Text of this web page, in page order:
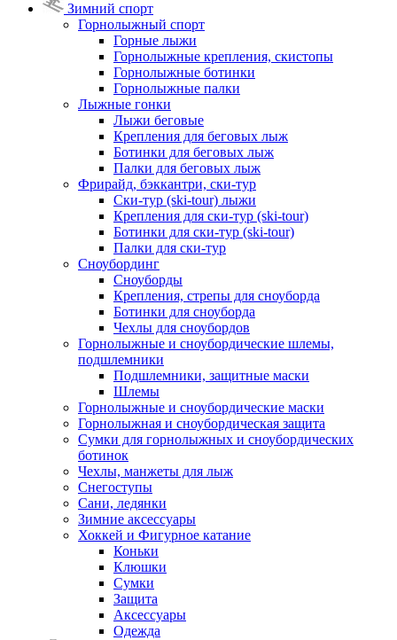
Зимний спорт
Горнолыжный спорт
Горные лыжи
Горнолыжные крепления, скистопы
Горнолыжные ботинки
Горнолыжные палки
Лыжные гонки
Лыжи беговые
Крепления для беговых лыж
Ботинки для беговых лыж
Палки для беговых лыж
Фрирайд, бэккантри, ски-тур
Ски-тур (ski-tour) лыжи
Крепления для ски-тур (ski-tour)
Ботинки для ски-тур (ski-tour)
Палки для ски-тур
Сноубординг
Сноуборды
Крепления, стрепы для сноуборда
Ботинки для сноуборда
Чехлы для сноубордов
Горнолыжные и сноубордические шлемы,
подшлемники
Подшлемники, защитные маски
Шлемы
Горнолыжные и сноубордические маски
Горнолыжная и сноубордическая защита
Сумки для горнолыжных и сноубордических
ботинок
Чехлы, манжеты для лыж
Снегоступы
Сани, ледянки
Зимние аксессуары
Хоккей и Фигурное катание
Коньки
Клюшки
Сумки
Защита
Аксессуары
Одежда